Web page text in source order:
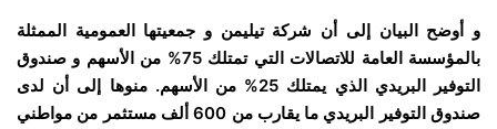
و أوضح البيان إلى أن شركة تيليمن و جمعيتها العمومية الممثلة
بالمؤسسة العامة للاتصالات التي تمتلك 75% من الأسهم و صندوق
التوفير البريدي الذي يمتلك 25% من الأسهم. منوها إلى أن لدى
صندوق التوفير البريدي ما يقارب من 600 ألف مستثمر من مواطني